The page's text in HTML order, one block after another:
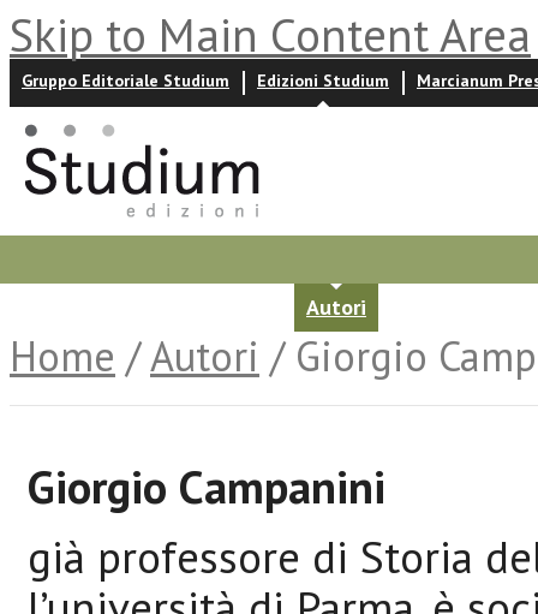
Skip to Main Content Area
Gruppo Editoriale Studium Edizioni Studium Marcianum
Autori
Home /Autori / Giorgio
Giorgio Campanini
già professore di Storia